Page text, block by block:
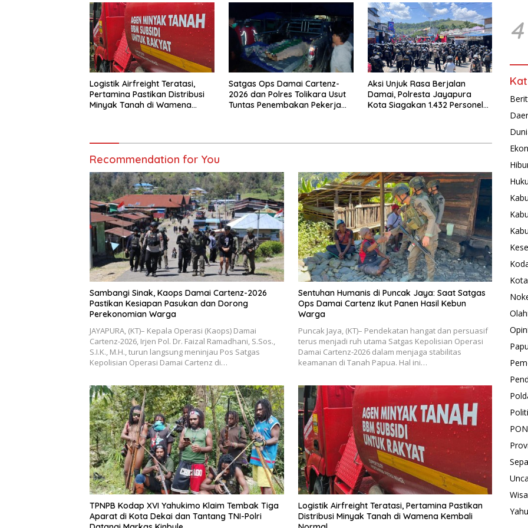
Logistik Airfreight Teratasi,
Pertamina Pastikan Distribusi
Minyak Tanah di Wamena
Satgas Ops Damai Cartenz-
2026 dan Polres Tolikara Usut
Tuntas Penembakan Pekerja
Aksi Unjuk Rasa Berjalan
Damai, Polresta Jayapura
Kota Siagakan 1.432 Personel
Recommendation for You
Sambangi Sinak, Kaops Damai Cartenz-2026
Pastikan Kesiapan Pasukan dan Dorong
Perekonomian Warga
JAYAPURA, (KT)– Kepala Operasi (Kaops) Damai
Cartenz-2026, Irjen Pol. Dr. Faizal Ramadhani, S.Sos.,
S.I.K., M.H., turun langsung meninjau Pos Satgas
Kepolisian Operasi Damai Cartenz di…
Sentuhan Humanis di Puncak Jaya: Saat Satgas
Ops Damai Cartenz Ikut Panen Hasil Kebun
Warga
Puncak Jaya, (KT)– Pendekatan hangat dan persuasif
terus menjadi ruh utama Satgas Kepolisian Operasi
Damai Cartenz-2026 dalam menjaga stabilitas
keamanan di Tanah Papua. Hal ini…
TPNPB Kodap XVI Yahukimo Klaim Tembak Tiga
Aparat di Kota Dekai dan Tantang TNI-Polri
Logistik Airfreight Teratasi, Pertamina Pastikan
Distribusi Minyak Tanah di Wamena Kembali
4